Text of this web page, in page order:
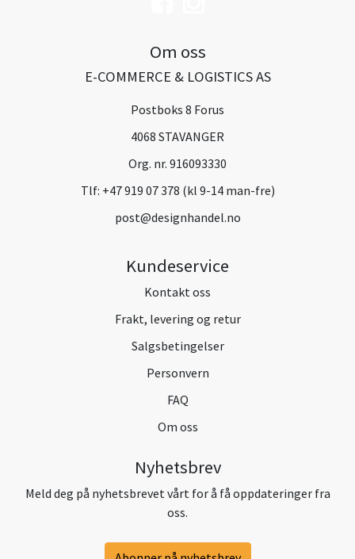
Om oss
E-COMMERCE & LOGISTICS AS
Postboks 8 Forus
4068 STAVANGER
Org. nr. 916093330
Tlf: +47 919 07 378 (kl 9-14 man-fre)
post@designhandel.no
Kundeservice
Kontakt oss
Frakt, levering og retur
Salgsbetingelser
Personvern
FAQ
Om oss
Nyhetsbrev
Meld deg på nyhetsbrevet vårt for å få oppdateringer fra
oss.